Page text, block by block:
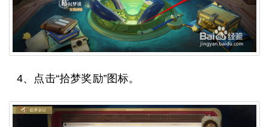
4、点击“拾梦奖励”图标。